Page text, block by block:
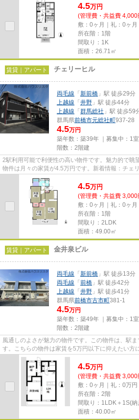
4.5万円
(管理費・共益費 4,000
敷：0ヶ月｜礼：0ヶ月
所在階：1階
間取り：1K
面積：26.71㎡
賃貸｜アパート チェリーヒル
両毛線 「 新前橋 」駅 徒歩29分
上越線 「 井野 」駅 徒歩44分
上越線 「 群馬総社 」駅 徒歩59
群馬県前橋市元総社町937-28
4.5万円
築年数：築39年 ｜募集中： 1室
階数：2階建
2駅利用可能で利便性の高い物件です。魅力的で眺
物件は月々の家賃が4.5万円です。新着情報：チェ
ラ。前橋市エリアにある賃貸情...
4.5万円
(管理費・共益費 3,000
敷：0ヶ月｜礼：0ヶ月
所在階：1階
間取り：2LDK
面積：49.00㎡
賃貸｜アパート 金井泉ビル
両毛線 「 新前橋 」駅 徒歩13分
両毛線 「 前橋 」駅 徒歩42分
上越線 「 井野 」駅 徒歩41分
群馬県前橋市古市町381-1
4.5万円
築年数：築49年 ｜募集中： 1室
階数：2階建
風通しのよさが魅力の物件です。この物件は、駅
す。こちらの物件は家賃を5万円以下に抑えたい方
シの物件の「金井泉ビル」。ぜひ...
4.5万円
(管理費・共益費 3,000
敷：0ヶ月｜礼：0万円
所在階：2階
間取り：1LDK＋1S(納
面積：40.00㎡